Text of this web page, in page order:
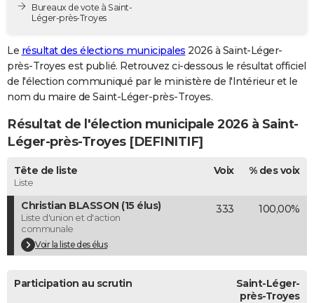
Destinations
City break
Voyage nature
Voyage de noces
Forum
PHOTO
GUIDES D'ACHAT
BONS PLANS
CARTE DE VOEUX
Carte de Noël
Carte Bonne année
Carte Saint-Valentin
Carte Pâques
Carte d'anniversaire
DICTIONNAIRE
COPAINS D'AVANT
S'inscrire
Se connecter
Lycées
Collèges
Primaires
Universités
Entreprises
Service militaire
Avis de recherche
AVIS DE DÉCÈS
FORUM
Bureaux de vote à Saint-
Léger-près-Troyes
Le résultat des élections municipales 2026 à Saint-Léger-
près-Troyes est publié. Retrouvez ci-dessous le résultat officiel
de l'élection communiqué par le ministère de l'Intérieur et le
nom du maire de Saint-Léger-près-Troyes.
Résultat de l'élection municipale 2026 à Saint-
Léger-près-Troyes [DEFINITIF]
Tête de liste
Liste
Voix % des voix
Christian BLASSON (15 élus)
Liste d'union et d'action
communale
Voir la liste des élus
333 100,00%
Participation au scrutin
Saint-Léger-
près-Troyes